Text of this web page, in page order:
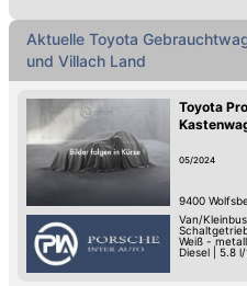
Aktuelle Toyota
und Villach Land
Toyota
05/2024
9400
Van/Kleinbus
Weiß -
Diesel
5.8 l/